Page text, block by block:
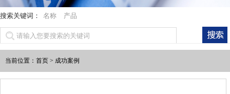
搜索关键词： 名称 产品
当前位置： 首页 > 成功案例